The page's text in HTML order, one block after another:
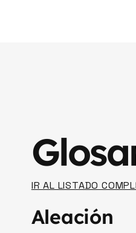
IR AL LISTADO
Aleación